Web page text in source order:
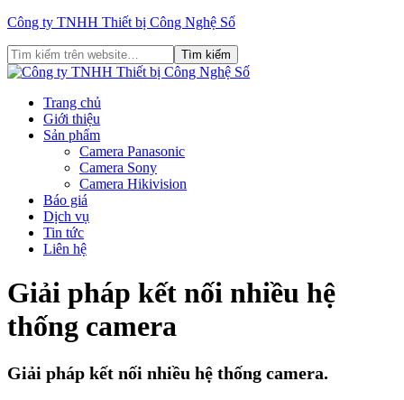
Công ty TNHH Thiết bị Công Nghệ Số
Trang chủ
Giới thiệu
Sản phẩm
Camera Panasonic
Camera Sony
Camera Hikivision
Báo giá
Dịch vụ
Tin tức
Liên hệ
Giải pháp kết nối nhiều hệ
thống camera
Giải pháp kết nối nhiều hệ thống camera.